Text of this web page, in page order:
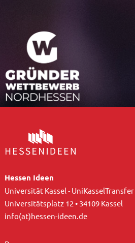
Hessen Ideen
Universität Kassel - UniKasselTransfer
Universitätsplatz 12 • 34109 Kassel
info(at)hessen-ideen.de